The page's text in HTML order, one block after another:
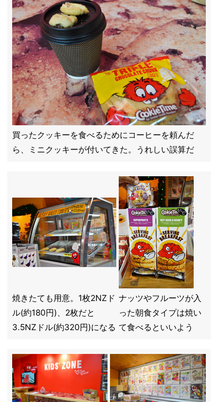
買ったクッキーを食べるためにコーヒーを頼んだ
ら、ミニクッキーが付いてきた。うれしい誤算だ
焼きたても用意。1枚2NZド
ル(約180円)、2枚だと
3.5NZドル(約320円)になる
ナッツやフルーツが入
った朝食タイプは焼い
て食べるといいよう